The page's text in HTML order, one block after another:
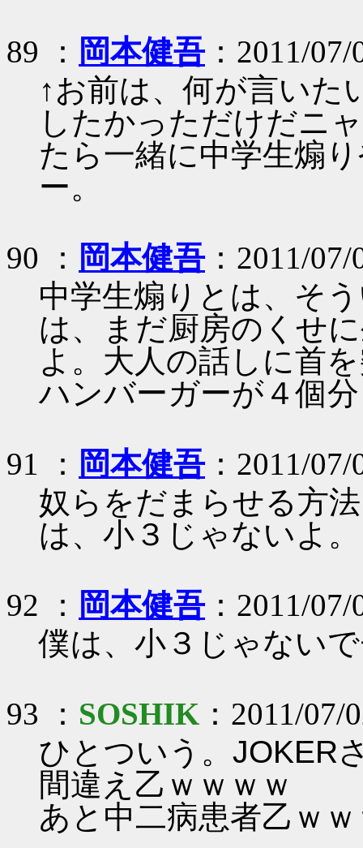
89 ： 岡本健吾：2011/07/
↑お前は、何が言いた
したかっただけだニ
たら一緒に中学生煽
ー。
90 ： 岡本健吾：2011/07/
中学生煽りとは、そ
は、まだ厨房のくせ
よ。大人の話しに首
ハンバーガーが４個
91 ： 岡本健吾：2011/07/
奴らをだまらせる方
は、小３じゃないよ
92 ： 岡本健吾：2011/07/
僕は、小３じゃない
93 ： SOSHIK ：2011/
ひとついう。JOKER
間違え乙ｗｗｗｗ
あと中二病患者乙ｗ